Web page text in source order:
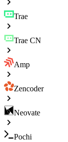
Trae
Trae CN
Amp
Zencoder
Neovate
Pochi